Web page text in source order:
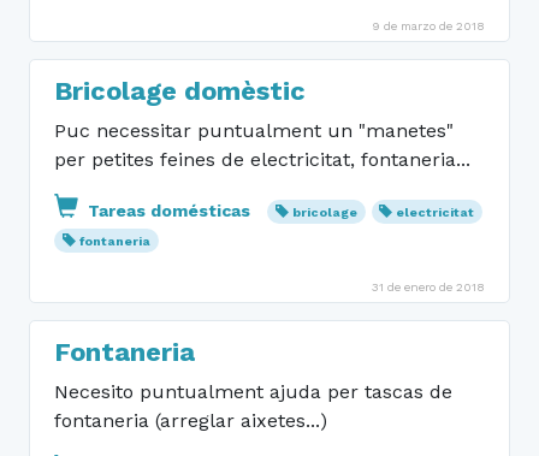
9 de marzo de 2018
Bricolage domèstic
Puc necessitar puntualment un "manetes"
per petites feines de electricitat, fontaneria...
Tareas domésticas bricolage
electricitat
fontaneria
31 de enero de 2018
Fontaneria
Necesito puntualment ajuda per tascas de
fontaneria (arreglar aixetes...)